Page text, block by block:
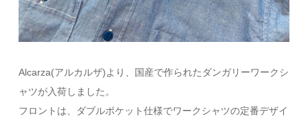
Alcarza(アルカルザ)より、国産で作られたダンガリーワークシ
ャツが入荷しました。
フロントは、ダブルポケット仕様でワークシャツの定番デザイ